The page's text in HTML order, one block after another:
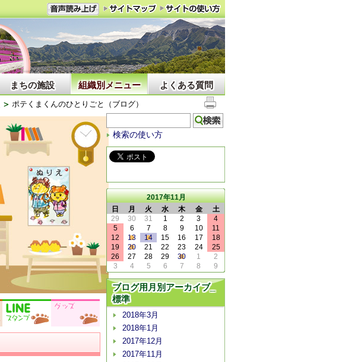
まちの施設 組織別メニュー よくある質問
ポテくまくんのひとりごと（ブログ）
検索の使い方
2017年11月
日
月 火 水 木 金
土
29
30 31 1 2 3
4
5
6 7 8 9 10
11
12
13 14 15 16 17
18
19
20 21 22 23 24
25
26
27 28 29 30 1
2
3
4 5 6 7 8 9
ブログ用月別アーカイブ_
標準
2018年3月
2018年1月
2017年12月
2017年11月